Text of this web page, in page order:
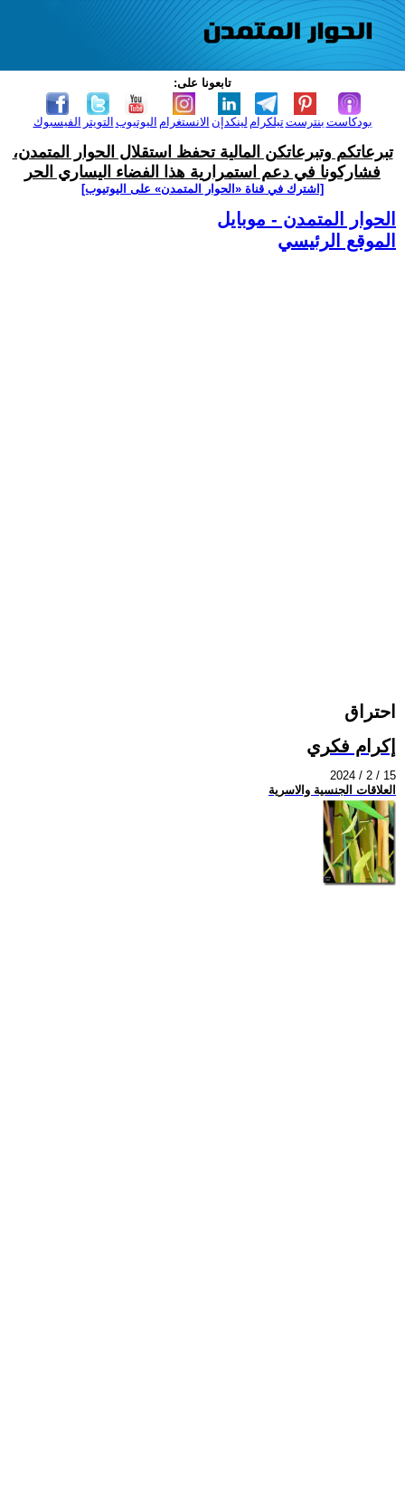
تابعونا على:
الفيسبوك التويتر اليوتيوب الانستغرام لينكدإن تيلكرامبنترست بودكاست
تبرعاتكم وتبرعاتكن المالية تحفظ استقلال الحوار المتمدن،
فشاركونا في دعم استمرارية هذا الفضاء اليساري الحر
[اشترك في قناة ‫«الحوار المتمدن» على اليوتيوب]
الحوار المتمدن - موبايل
الموقع الرئيسي
احتراق
إكرام فكري
2024 / 2 / 15
العلاقات الجنسية والاسرية